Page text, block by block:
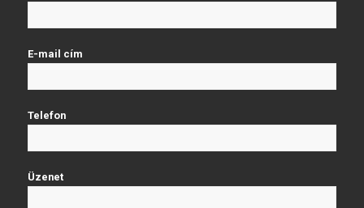
E-mail cím
Telefon
Üzenet